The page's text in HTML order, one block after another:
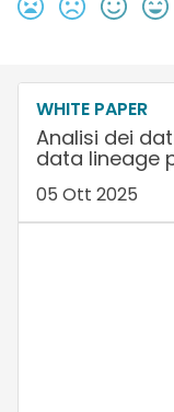
WHITE PAPER
Analisi dei
data lineage
05 Ott 2025